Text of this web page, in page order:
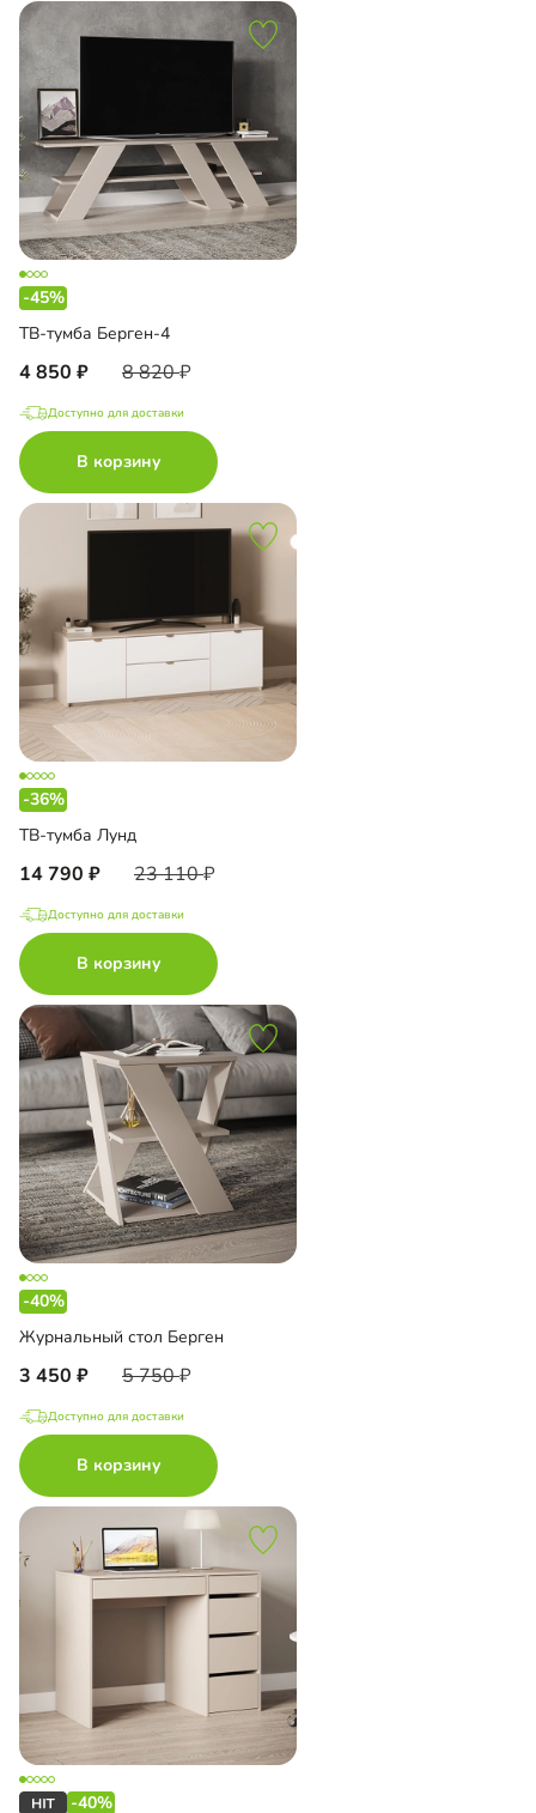
-45%
ТВ-тумба Берген-4
4 850 8 820
Доступно для доставки
В корзину
-36%
ТВ-тумба Лунд
14 790 23 110
Доступно для доставки
В корзину
-40%
Журнальный стол Берген
3 450 5 750
Доступно для доставки
В корзину
-40%